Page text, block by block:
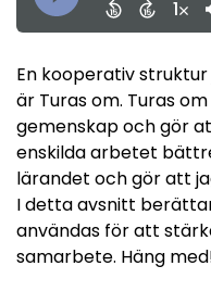
En kooperativ
är Turas om. Turas
gemenskap och gör
enskilda arbetet
lärandet och gör att
I detta avsnitt
användas för att
samarbete. Häng